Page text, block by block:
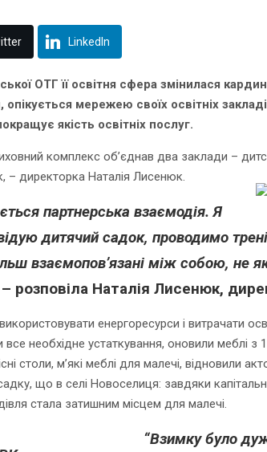
LinkedIn
ОТГ її освітня сфера змінилася
мережею своїх освітніх
якість освітніх послуг.
комплекс об’єднав два заклади –
– директорка Наталія Лисенюк.
партнерська взаємодія. Я
дитячий садок, проводимо
взаємопов’язані між собою, не
– розповіла Наталія Лисенюк,
енергоресурси і витрачати
необхідне устаткування, оновили меблі з
столи, м’які меблі для малечі, відновили
що в селі Новоселиця: завдяки
стала затишним місцем для малечі.
“Взимку було